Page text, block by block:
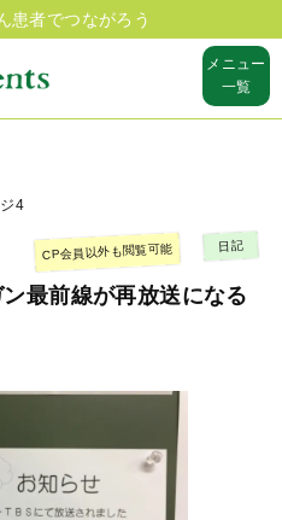
患者でつながろう
メニュー
一覧
4
最前線が再放送になる
CP会員以外も閲覧可能 日記